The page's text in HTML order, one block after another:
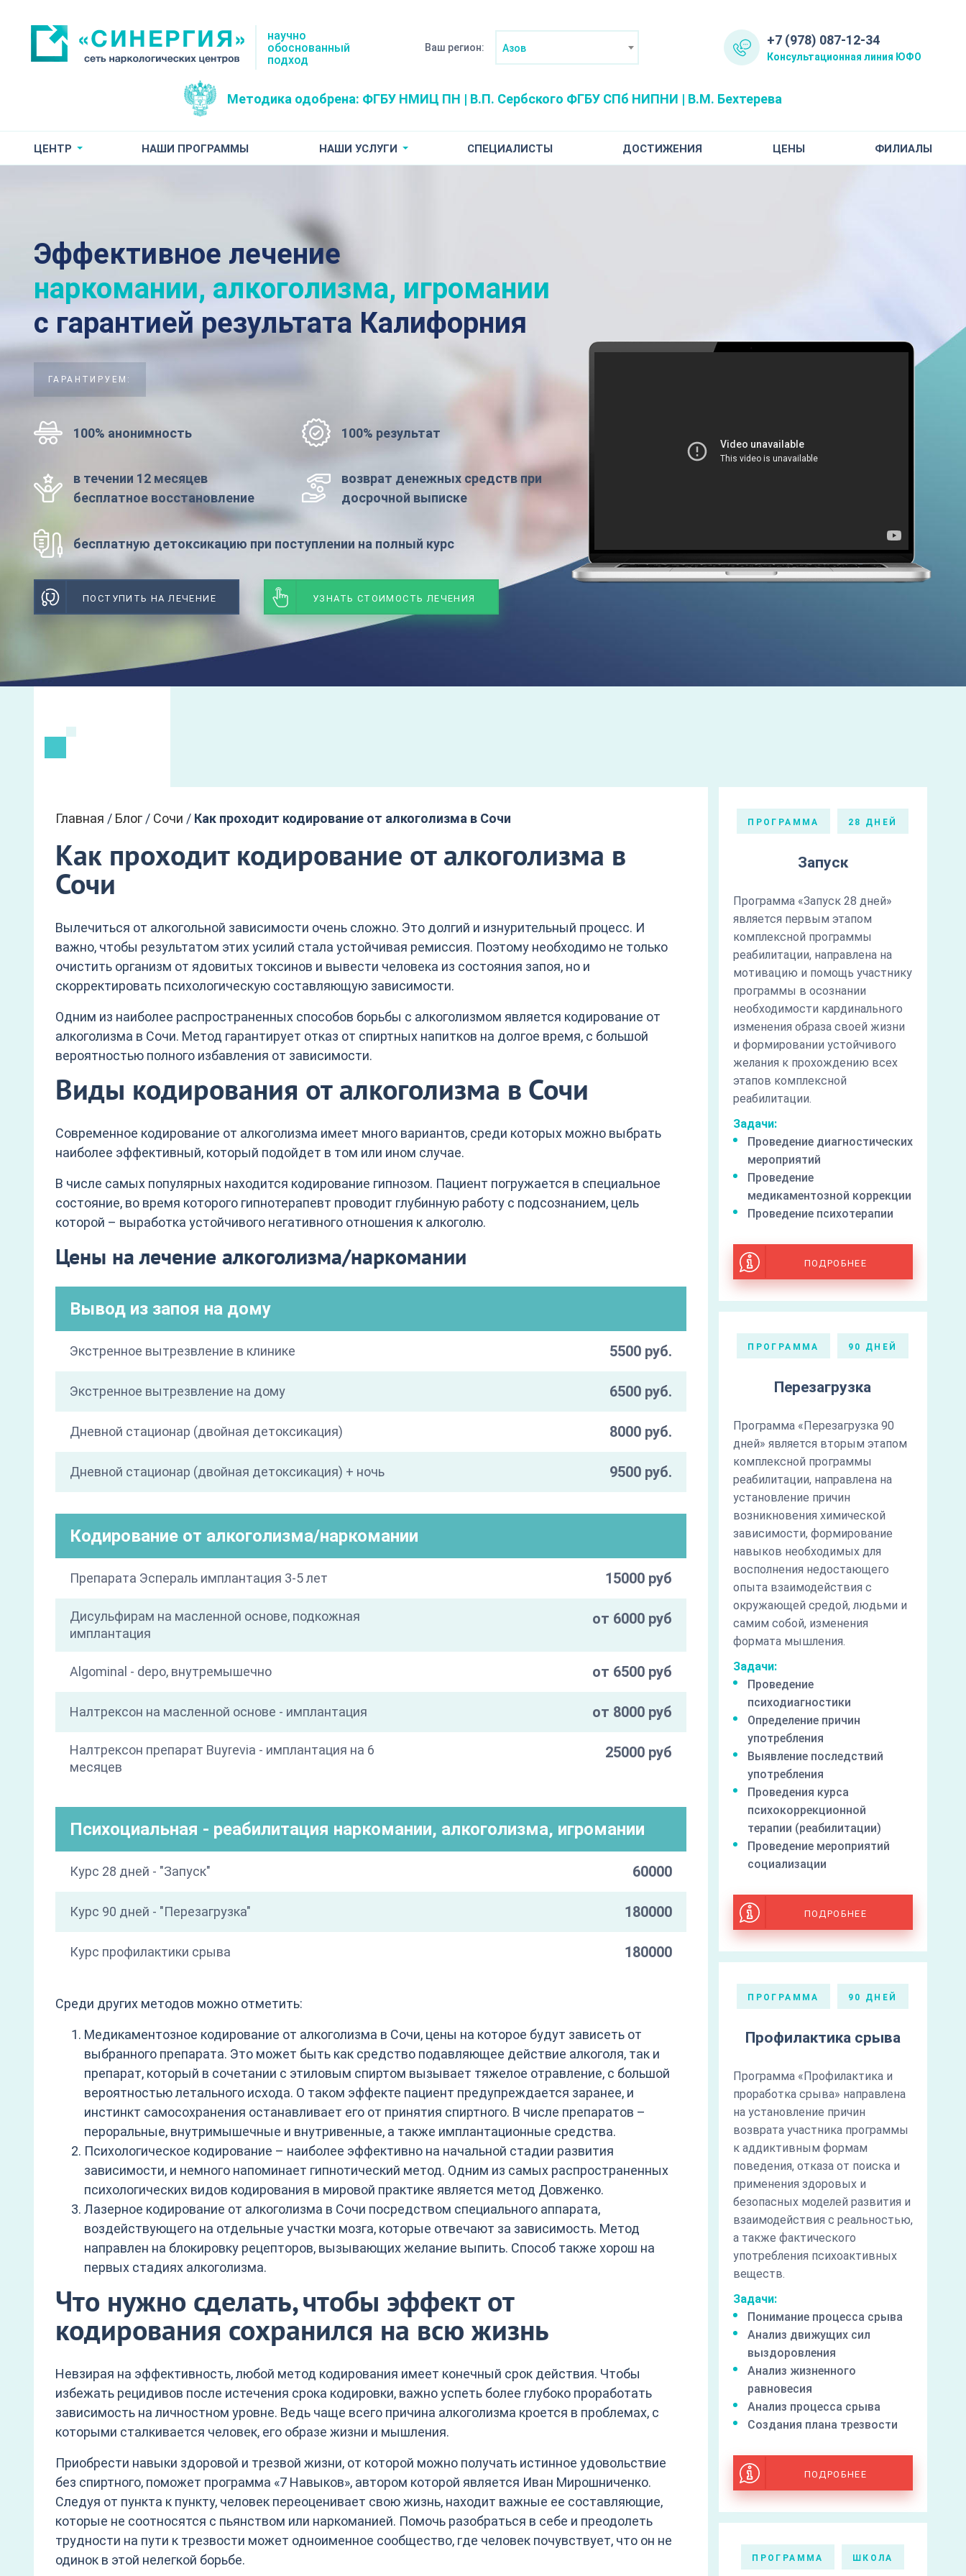
научно
обоснованный
подход
Ваш регион: Азов
+7 (978) 087-12-34
Консультационная линия ЮФО
Методика одобрена: ФГБУ НМИЦ ПН | В.П. Сербского ФГБУ СПб НИПНИ | В.М. Бехтерева
ЦЕНТР НАШИ ПРОГРАММЫ НАШИ УСЛУГИ СПЕЦИАЛИСТЫ ДОСТИЖЕНИЯ ЦЕНЫ ФИЛИАЛЫ
Эффективное лечение
наркомании, алкоголизма, игромании
с гарантией результата Калифорния
ГАРАНТИРУЕМ:
100% анонимность 100% результат
в течении 12 месяцев
бесплатное восстановление
возврат денежных средств при
досрочной выписке
бесплатную детоксикацию при поступлении на полный курс
ПОСТУПИТЬ НА ЛЕЧЕНИЕ УЗНАТЬ СТОИМОСТЬ ЛЕЧЕНИЯ
Главная / Блог / Сочи / Как проходит кодирование от алкоголизма в Сочи
Как проходит кодирование от алкоголизма в
Сочи
Вылечиться от алкогольной зависимости очень сложно. Это долгий и изнурительный процесс. И
важно, чтобы результатом этих усилий стала устойчивая ремиссия. Поэтому необходимо не только
очистить организм от ядовитых токсинов и вывести человека из состояния запоя, но и
скорректировать психологическую составляющую зависимости.
Одним из наиболее распространенных способов борьбы с алкоголизмом является кодирование от
алкоголизма в Сочи. Метод гарантирует отказ от спиртных напитков на долгое время, с большой
вероятностью полного избавления от зависимости.
Виды кодирования от алкоголизма в Сочи
Современное кодирование от алкоголизма имеет много вариантов, среди которых можно выбрать
наиболее эффективный, который подойдет в том или ином случае.
В числе самых популярных находится кодирование гипнозом. Пациент погружается в специальное
состояние, во время которого гипнотерапевт проводит глубинную работу с подсознанием, цель
которой – выработка устойчивого негативного отношения к алкоголю.
Цены на лечение алкоголизма/наркомании
Вывод из запоя на дому
Экстренное вытрезвление в клинике 5500 руб.
Экстренное вытрезвление на дому 6500 руб.
Дневной стационар (двойная детоксикация) 8000 руб.
Дневной стационар (двойная детоксикация) + ночь 9500 руб.
Кодирование от алкоголизма/наркомании
Препарата Эспераль имплантация 3-5 лет 15000 руб
Дисульфирам на масленной основе, подкожная
имплантация
от 6000 руб
Algominal - depo, внутремышечно от 6500 руб
Налтрексон на масленной основе - имплантация от 8000 руб
Налтрексон препарат Buyrevia - имплантация на 6
месяцев
25000 руб
Психоциальная - реабилитация наркомании, алкоголизма, игромании
Курс 28 дней - "Запуск" 60000
Курс 90 дней - "Перезагрузка" 180000
Курс профилактики срыва 180000
Среди других методов можно отметить:
Медикаментозное кодирование от алкоголизма в Сочи, цены на которое будут зависеть от
выбранного препарата. Это может быть как средство подавляющее действие алкоголя, так и
препарат, который в сочетании с этиловым спиртом вызывает тяжелое отравление, с большой
вероятностью летального исхода. О таком эффекте пациент предупреждается заранее, и
инстинкт самосохранения останавливает его от принятия спиртного. В числе препаратов –
пероральные, внутримышечные и внутривенные, а также имплантационные средства.
Психологическое кодирование – наиболее эффективно на начальной стадии развития
зависимости, и немного напоминает гипнотический метод. Одним из самых распространенных
психологических видов кодирования в мировой практике является метод Довженко.
Лазерное кодирование от алкоголизма в Сочи посредством специального аппарата,
воздействующего на отдельные участки мозга, которые отвечают за зависимость. Метод
направлен на блокировку рецепторов, вызывающих желание выпить. Способ также хорош на
первых стадиях алкоголизма.
Что нужно сделать, чтобы эффект от
кодирования сохранился на всю жизнь
Невзирая на эффективность, любой метод кодирования имеет конечный срок действия. Чтобы
избежать рецидивов после истечения срока кодировки, важно успеть более глубоко проработать
зависимость на личностном уровне. Ведь чаще всего причина алкоголизма кроется в проблемах, с
которыми сталкивается человек, его образе жизни и мышления.
Приобрести навыки здоровой и трезвой жизни, от которой можно получать истинное удовольствие
без спиртного, поможет программа «7 Навыков», автором которой является Иван Мирошниченко.
Следуя от пункта к пункту, человек переоценивает свою жизнь, находит важные ее составляющие,
которые не соотносятся с пьянством или наркоманией. Помочь разобраться в себе и преодолеть
трудности на пути к трезвости может одноименное сообщество, где человек почувствует, что он не
одинок в этой нелегкой борьбе.
ПРОГРАММА 28 ДНЕЙ
Запуск
Программа «Запуск 28 дней»
является первым этапом
комплексной программы
реабилитации, направлена на
мотивацию и помощь участнику
программы в осознании
необходимости кардинального
изменения образа своей жизни
и формировании устойчивого
желания к прохождению всех
этапов комплексной
реабилитации.
Задачи:
Проведение диагностических
мероприятий
Проведение
медикаментозной коррекции
Проведение психотерапии
ПОДРОБНЕЕ
ПРОГРАММА 90 ДНЕЙ
Перезагрузка
Программа «Перезагрузка 90
дней» является вторым этапом
комплексной программы
реабилитации, направлена на
установление причин
возникновения химической
зависимости, формирование
навыков необходимых для
восполнения недостающего
опыта взаимодействия с
окружающей средой, людьми и
самим собой, изменения
формата мышления.
Задачи:
Проведение
психодиагностики
Определение причин
употребления
Выявление последствий
употребления
Проведения курса
психокоррекционной
терапии (реабилитации)
Проведение мероприятий
социализации
ПОДРОБНЕЕ
ПРОГРАММА 90 ДНЕЙ
Профилактика срыва
Программа «Профилактика и
проработка срыва» направлена
на установление причин
возврата участника программы
к аддиктивным формам
поведения, отказа от поиска и
применения здоровых и
безопасных моделей развития и
взаимодействия с реальностью,
а также фактического
употребления психоактивных
веществ.
Задачи:
Понимание процесса срыва
Анализ движущих сил
выздоровления
Анализ жизненного
равновесия
Анализ процесса срыва
Создания плана трезвости
ПОДРОБНЕЕ
ПРОГРАММА ШКОЛА